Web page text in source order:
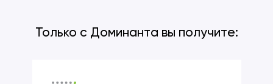
Только с Доминанта вы получите: